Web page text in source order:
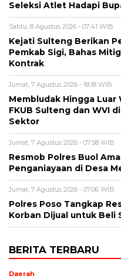
Seleksi Atlet Hadapi
Sabtu, 8 Agustus 2026 - 07:41 WIB
Kejati Sulteng Berikan
Pemkab Sigi, Bahas
Kontrak
Jumat, 7 Agustus 2026 - 18:18 WIB
Membludak Hingga Luar
FKUB Sulteng dan WVI
Sektor
Jumat, 7 Agustus 2026 - 07:58 WIB
Resmob Polres Buol
Penganiayaan di Desa
Jumat, 7 Agustus 2026 - 07:06 WIB
Polres Poso Tangkap
Korban Dijual untuk Beli
BERITA TERBARU
Daerah